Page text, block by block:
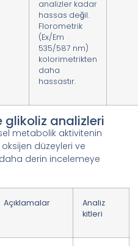
analizler kadar
hassas değil.
Florometrik
(Ex/Em
535/587 nm)
kolorimetrikten
daha
hassastır.
glikoliz analizleri
metabolik aktivitenin
düzeyleri ve
derin incelemeye
Açıklamalar
Analiz
kitleri